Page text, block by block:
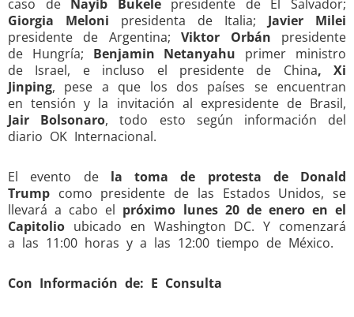
caso de Nayib Bukelepresidente de El Salvador;
Giorgia Meloni presidenta de Italia; Javier Milei
presidente de Argentina;Viktor Orbán presidente
de Hungría; Benjamin Netanyahu primer ministro
de Israel, e incluso el presidente de China, Xi
Jinping, pese a que los dos países se encuentran
en tensión y la invitación al expresidente de Brasil,
Jair Bolsonaro, todo esto según información del
diario OK Internacional.
El evento de la toma de protesta de Donald
Trump como presidente de las Estados Unidos, se
llevará a cabo el próximo lunes 20 de enero en el
Capitolio ubicado en Washington DC. Y comenzará
a las 11:00 horas y a las 12:00 tiempo de México.
Con Información de: E Consulta